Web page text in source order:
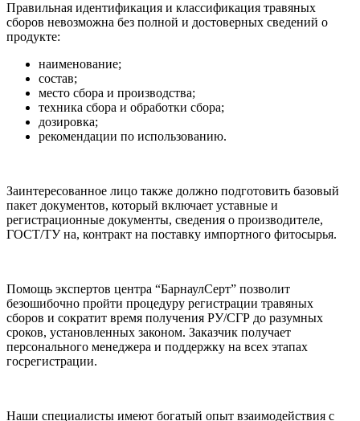
Правильная идентификация и классификация травяных
сборов невозможна без полной и достоверных сведений о
продукте:
наименование;
состав;
место сбора и производства;
техника сбора и обработки сбора;
дозировка;
рекомендации по использованию.
Заинтересованное лицо также должно подготовить базовый
пакет документов, который включает уставные и
регистрационные документы, сведения о производителе,
ГОСТ/ТУ на, контракт на поставку импортного фитосырья.
Помощь экспертов центра “БарнаулСерт” позволит
безошибочно пройти процедуру регистрации травяных
сборов и сократит время получения РУ/СГР до разумных
сроков, установленных законом. Заказчик получает
персонального менеджера и поддержку на всех этапах
госрегистрации.
Наши специалисты имеют богатый опыт взаимодействия с